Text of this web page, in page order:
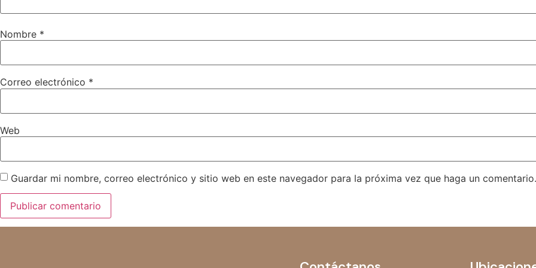
Nombre *
Correo electrónico *
Web
Guardar mi nombre, correo electrónico y sitio web en este navegador para la próxima vez que haga un comentario.